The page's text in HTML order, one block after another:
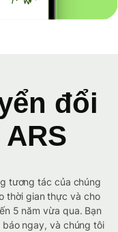
đổi
tương tác của chúng
thời gian thực và cho
5 năm vừa qua. Bạn
ngay, và chúng tôi